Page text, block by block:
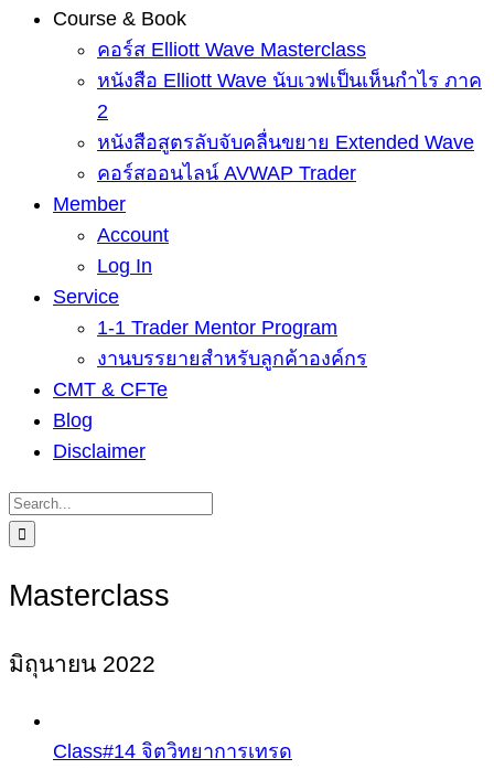
Course & Book
คอร์ส Elliott Wave Masterclass
หนังสือ Elliott Wave นับเวฟเป็นเห็นกำไร ภาค
2
หนังสือสูตรลับจับคลื่นขยาย Extended Wave
คอร์สออนไลน์ AVWAP Trader
Member
Account
Log In
Service
1-1 Trader Mentor Program
งานบรรยายสำหรับลูกค้าองค์กร
CMT & CFTe
Blog
Disclaimer
Search
for:
Masterclass
มิถุนายน 2022
Class#14 จิตวิทยาการเทรด